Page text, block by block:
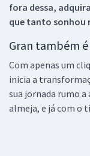
fora dessa,
que tanto sonhou
Gran também
Com apenas um
inicia a
sua jornada rumo
almeja, e já com o